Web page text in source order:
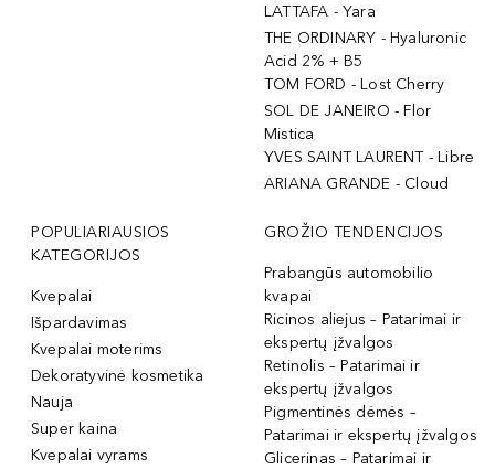
LATTAFA - Yara
THE ORDINARY - Hyaluronic
Acid 2% + B5
TOM FORD - Lost Cherry
SOL DE JANEIRO - Flor
Mistica
YVES SAINT LAURENT - Libre
ARIANA GRANDE - Cloud
POPULIARIAUSIOS
KATEGORIJOS
Kvepalai
Išpardavimas
Kvepalai moterims
Dekoratyvinė kosmetika
Nauja
Super kaina
Kvepalai vyrams
GROŽIO TENDENCIJOS
Prabangūs automobilio
kvapai
Ricinos aliejus – Patarimai ir
ekspertų įžvalgos
Retinolis – Patarimai ir
ekspertų įžvalgos
Pigmentinės dėmės –
Patarimai ir ekspertų įžvalgos
Glicerinas – Patarimai ir